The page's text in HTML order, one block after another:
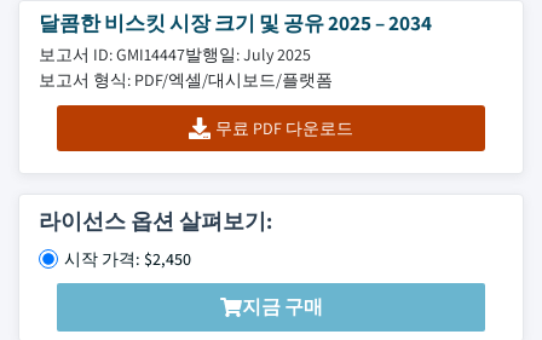
달콤한 비스킷 시장 크기 및 공유 2025 – 2034
보고서 ID: GMI14447발행일: July 2025
보고서 형식: PDF/엑셀/대시보드/플랫폼
무료 PDF 다운로드
라이선스 옵션 살펴보기:
시작 가격: $2,450
지금 구매